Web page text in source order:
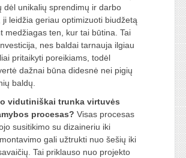
dėl unikalių sprendimų ir darbo
ji leidžia geriau optimizuoti biudžetą
medžiagas ten, kur tai būtina. Tai
nes baldai tarnauja ilgiau
pritaikyti poreikiams, todėl
dažnai būna didesnė nei pigių
baldų.
vidutiniškai trunka virtuvės
procesas? Visas procesas
susitikimo su dizaineriu iki
gali užtrukti nuo šešių iki
Tai priklauso nuo projekto